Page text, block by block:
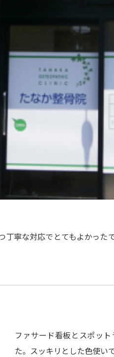
丁寧な対応でとてもよかった
ファサード看板とスポッ
た。スッキリとした色使い